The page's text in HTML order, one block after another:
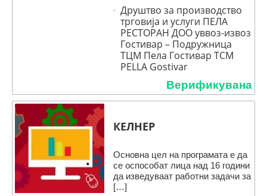
Друштво за производство
трговија и услуги ПЕЛА
РЕСТОРАН ДОО уввоз-извоз
Гостивар – Подружница
ТЦМ Пела Гостивар TCM
PELLA Gostivar
Верификувана
КЕЛНЕР
Основна цел на програмата е да
се оспособат лица над 16 години
да изведуваат работни задачи за
[…]